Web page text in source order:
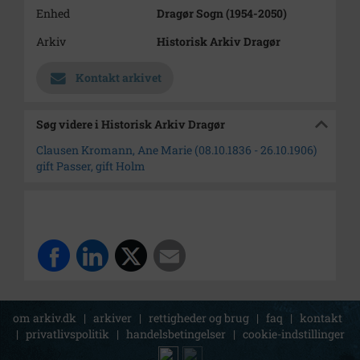
Enhed
Dragør Sogn (1954-2050)
Arkiv
Historisk Arkiv Dragør
Kontakt arkivet
Søg videre i Historisk Arkiv Dragør
Clausen Kromann, Ane Marie (08.10.1836 - 26.10.1906)
gift Passer, gift Holm
om arkiv.dk | arkiver | rettigheder og brug | faq | kontakt
| privatlivspolitik | handelsbetingelser | cookie-indstillinger